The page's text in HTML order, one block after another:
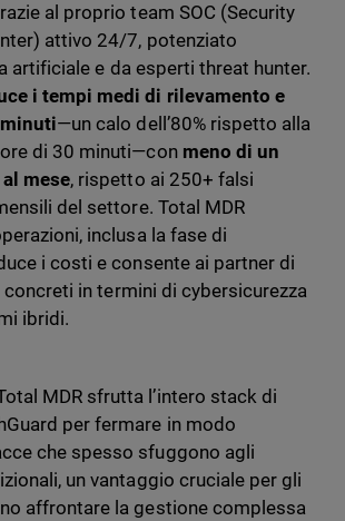
al proprio team SOC (Security
attivo 24/7, potenziato
artificiale e da esperti threat hunter.
i tempi medi di rilevamento e
—un calo dell’80% rispetto alla
di 30 minuti—con meno di un
mese, rispetto ai 250+ falsi
del settore. Total MDR
inclusa la fase di
i costi e consente ai partner di
in termini di cybersicurezza
ibridi.
MDR sfrutta l’intero stack di
per fermare in modo
che spesso sfuggono agli
un vantaggio cruciale per gli
affrontare la gestione complessa